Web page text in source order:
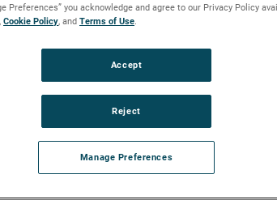
Preferences” you acknowledge and agree to our Privacy Policy
Cookie Policy, and Terms of Use.
Manage Preferences
Reject
Accept